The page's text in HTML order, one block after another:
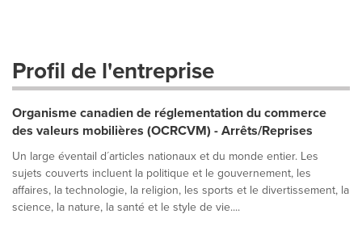
Profil de l'entreprise
Organisme canadien de réglementation du commerce
des valeurs mobilières (OCRCVM) - Arrêts/Reprises
Un large éventail d´articles nationaux et du monde entier. Les
sujets couverts incluent la politique et le gouvernement, les
affaires, la technologie, la religion, les sports et le divertissement, la
science, la nature, la santé et le style de vie....